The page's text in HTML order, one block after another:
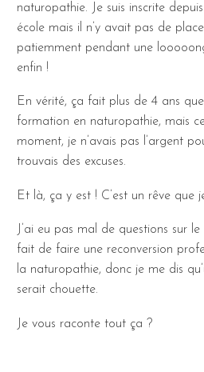
naturopathie. Je suis inscrite
école mais il n’y avait pas de
patiemment pendant une
enfin !
En vérité, ça fait plus de 4 ans
formation en naturopathie, mais
moment, je n’avais pas l’argent
trouvais des excuses.
Et là, ça y est ! C’est un rêve que
J’ai eu pas mal de questions sur
fait de faire une reconversion
la naturopathie, donc je me dis
serait chouette.
Je vous raconte tout ça ?